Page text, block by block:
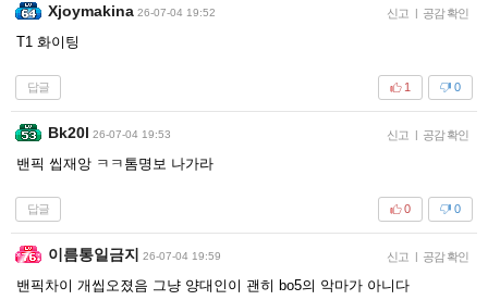
Xjoymakina 26-07-04 19:52 신고 | 공감 확인
T1 화이팅
답글 0
1
Bk20l 26-07-04 19:53 신고 | 공감 확인
밴픽 씹재앙 ㅋㅋ톰명보 나가라
답글 0
0
이름통일금지 26-07-04 19:59 신고 | 공감 확인
밴픽차이 개씹오졌음 그냥 양대인이 괜히 bo5의 악마가 아니다